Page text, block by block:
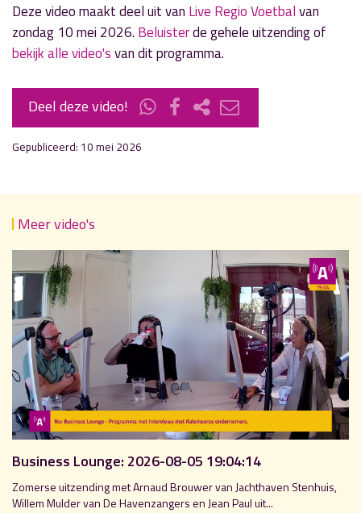
Deze video maakt deel uit van Live Regio Voetbalvan
zondag 10 mei 2026. Beluisterde gehele uitzending of
bekijk alle video'svan dit programma.
Deel deze video!
Gepubliceerd: 10 mei 2026
Meer video's
Business Lounge: 2026-08-05 19:04:14
Zomerse uitzending met Arnaud Brouwer van Jachthaven Stenhuis,
Willem Mulder van De Havenzangers en Jean Paul uit...